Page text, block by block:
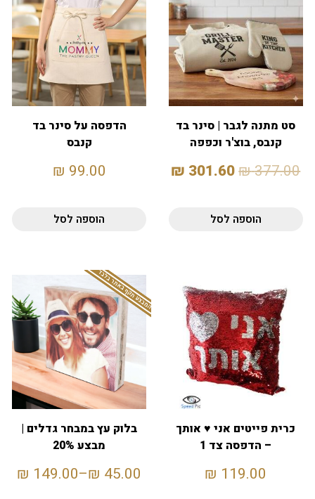
סט מתנה לגבר | סינר בד
קנבס, בוצ'ר וכפפה
377.00
₪
301.60
₪
הוספה לסל
הדפסה על סינר בד
קנבס
99.00
₪
הוספה לסל
כרית פייטים אני ♥ אותך
– הדפסה צד 1
119.00
₪
המבצע תקף באתר בלבד
בלוק עץ במבחר גדלים |
מבצע 20%
45.00
₪
–
149.00
₪